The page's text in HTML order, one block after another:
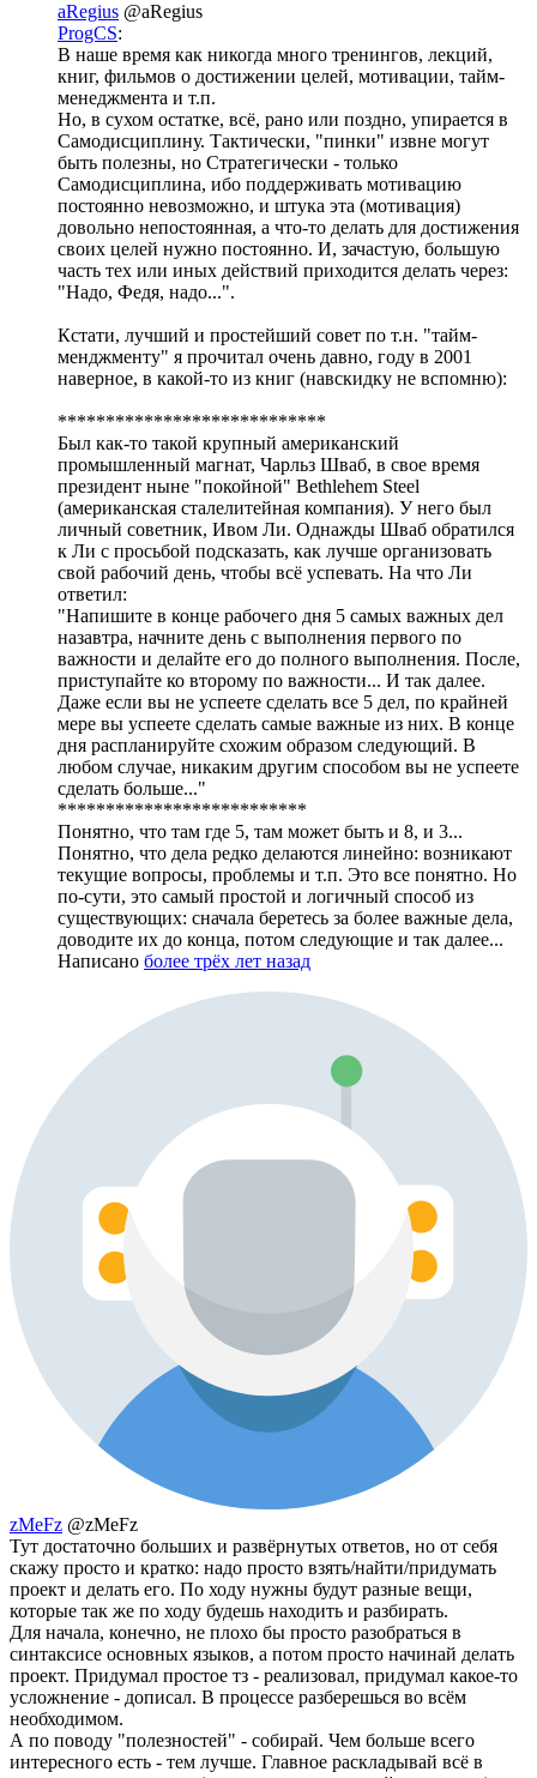
aRegius @aRegius
ProgCS:
В наше время как никогда много тренингов, лекций,
книг, фильмов о достижении целей, мотивации, тайм-
менеджмента и т.п.
Но, в сухом остатке, всё, рано или поздно, упирается в
Самодисциплину. Тактически, "пинки" извне могут
быть полезны, но Стратегически - только
Самодисциплина, ибо поддерживать мотивацию
постоянно невозможно, и штука эта (мотивация)
довольно непостоянная, а что-то делать для достижения
своих целей нужно постоянно. И, зачастую, большую
часть тех или иных действий приходится делать через:
"Надо, Федя, надо...".
Кстати, лучший и простейший совет по т.н. "тайм-
менджменту" я прочитал очень давно, году в 2001
наверное, в какой-то из книг (навскидку не вспомню):
****************************
Был как-то такой крупный американский
промышленный магнат, Чарльз Шваб, в свое время
президент ныне "покойной" Bethlehem Steel
(американская сталелитейная компания). У него был
личный советник, Ивом Ли. Однажды Шваб обратился
к Ли с просьбой подсказать, как лучше организовать
свой рабочий день, чтобы всё успевать. На что Ли
ответил:
"Напишите в конце рабочего дня 5 самых важных дел
назавтра, начните день с выполнения первого по
важности и делайте его до полного выполнения. После,
приступайте ко второму по важности... И так далее.
Даже если вы не успеете сделать все 5 дел, по крайней
мере вы успеете сделать самые важные из них. В конце
дня распланируйте схожим образом следующий. В
любом случае, никаким другим способом вы не успеете
сделать больше..."
**************************
Понятно, что там где 5, там может быть и 8, и 3...
Понятно, что дела редко делаются линейно: возникают
текущие вопросы, проблемы и т.п. Это все понятно. Но
по-сути, это самый простой и логичный способ из
существующих: сначала беретесь за более важные дела,
доводите их до конца, потом следующие и так далее...
Написано более трёх лет назад
zMeFz @zMeFz
Тут достаточно больших и развёрнутых ответов, но от себя
скажу просто и кратко: надо просто взять/найти/придумать
проект и делать его. По ходу нужны будут разные вещи,
которые так же по ходу будешь находить и разбирать.
Для начала, конечно, не плохо бы просто разобраться в
синтаксисе основных языков, а потом просто начинай делать
проект. Придумал простое тз - реализовал, придумал какое-то
усложнение - дописал. В процессе разберешься во всём
необходимом.
А по поводу "полезностей" - собирай. Чем больше всего
интересного есть - тем лучше. Главное раскладывай всё в